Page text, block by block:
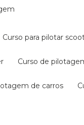
curso para pilotar
curso de
de carros